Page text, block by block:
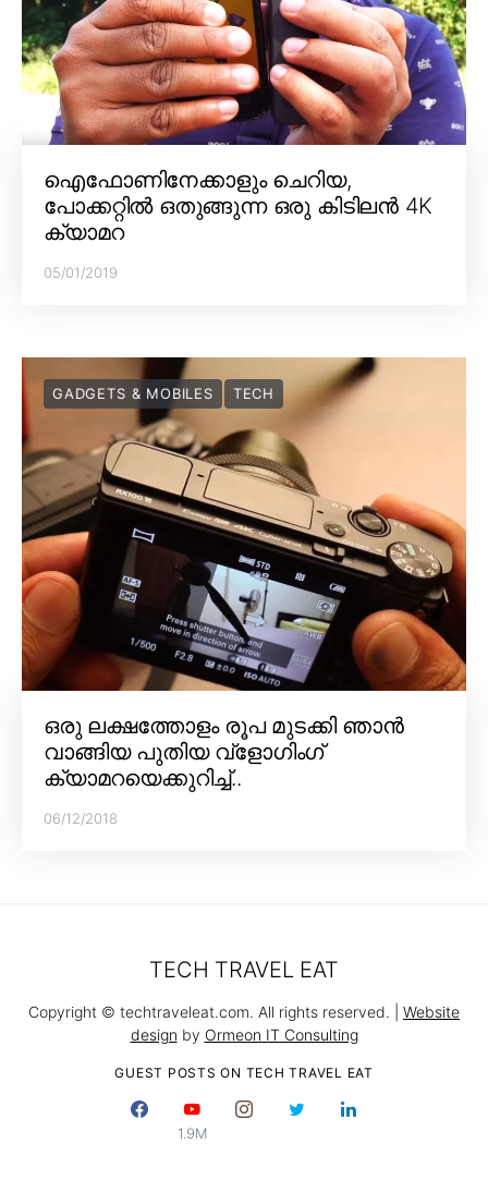
ഐഫോണിനേക്കാളും ചെറിയ,
പോക്കറ്റിൽ ഒതുങ്ങുന്ന ഒരു കിടിലൻ 4K
ക്യാമറ
05/01/2019
GADGETS & MOBILES TECH
ഒരു ലക്ഷത്തോളം രൂപ മുടക്കി ഞാൻ
വാങ്ങിയ പുതിയ വ്‌ളോഗിംഗ്
ക്യാമറയെക്കുറിച്ച്..
06/12/2018
GUEST POSTS ON TECH TRAVEL EAT
1.9M
TECH TRAVEL EAT
Copyright © techtraveleat.com. All rights reserved. | Website
design by Ormeon IT Consulting